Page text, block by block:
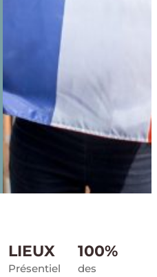
LIEUX
Présentiel
100%
des